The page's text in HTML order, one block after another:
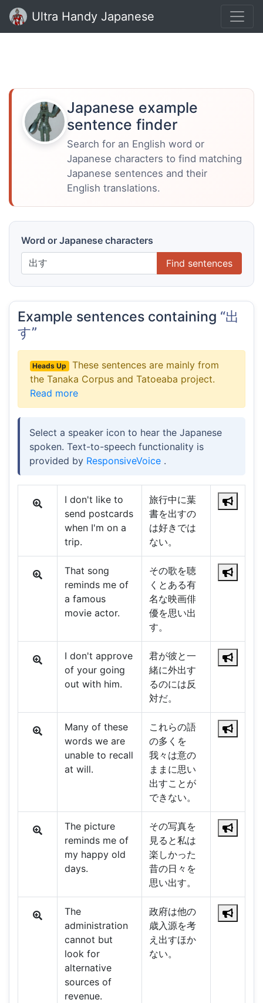
Ultra Handy Japanese
Japanese example
sentence finder
Search for an English word or
Japanese characters to find matching
Japanese sentences and their
English translations.
Word or Japanese characters
Find sentences
Example sentences containing “出
す”
Heads Up
These sentences are mainly from
the Tanaka Corpus and Tatoeaba project.
Read more
Select a speaker icon to hear the Japanese
spoken. Text-to-speech functionality is
provided by ResponsiveVoice .
I don't like to
send postcards
when I'm on a
trip.
旅行中に葉
書を出すの
は好きでは
ない。
That song
reminds me of
a famous
movie actor.
その歌を聴
くとある有
名な映画俳
優を思い出
す。
I don't approve
of your going
out with him.
君が彼と一
緒に外出す
るのには反
対だ。
Many of these
words we are
unable to recall
at will.
これらの語
の多くを
我々は意の
ままに思い
出すことが
できない。
The picture
reminds me of
my happy old
days.
その写真を
見ると私は
楽しかった
昔の日々を
思い出す。
The
administration
cannot but
look for
alternative
sources of
revenue.
政府は他の
歳入源を考
え出すほか
ない。